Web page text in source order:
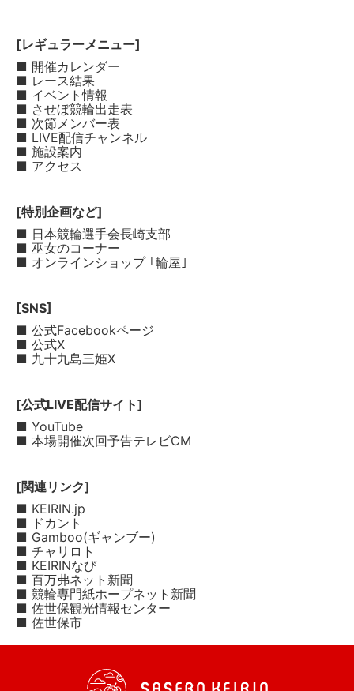
[レギュラーメニュー]
■ 開催カレンダー
■ レース結果
■ イベント情報
■ させぼ競輪出走表
■ 次節メンバー表
■ LIVE配信チャンネル
■ 施設案内
■ アクセス
[特別企画など]
■ 日本競輪選手会長崎支部
■ 巫女のコーナー
■ オンラインショップ ｢輪屋｣
[SNS]
■ 公式Facebookページ
■ 公式X
■ 九十九島三姫X
[公式LIVE配信サイト]
■ YouTube
■ 本場開催次回予告テレビCM
[関連リンク]
■ KEIRIN.jp
■ ドカント
■ Gamboo(ギャンブー)
■ チャリロト
■ KEIRINなび
■ 百万弗ネット新聞
■ 競輪専門紙ホープネット新聞
■ 佐世保観光情報センター
■ 佐世保市